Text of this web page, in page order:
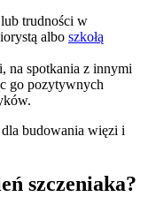
trudności w
albo szkołą
na spotkania z innymi
go pozytywnych
budowania więzi i
szczeniaka?